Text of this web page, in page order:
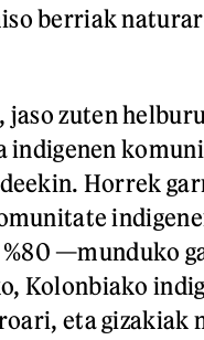
berriak
zuten
indigenen
Horrek
—munduko
Kolonbiako
eta gizakiak